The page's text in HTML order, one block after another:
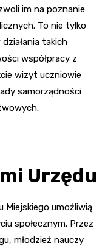
im na poznanie
To nie tylko
takich
współpracy z
wizyt uczniowie
samorządności
Urzędu
Miejskiego umożliwią
społecznym. Przez
młodzież nauczy